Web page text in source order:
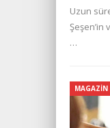
Uzun
Şeşen’in
…
MAGAZIN